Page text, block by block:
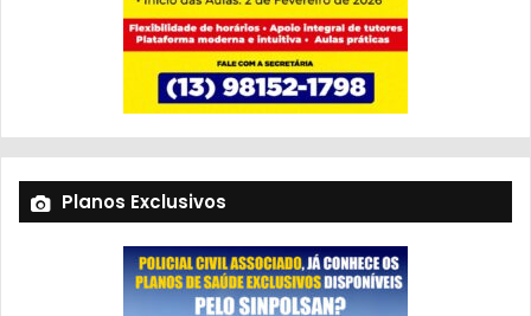
Planos Exclusivos